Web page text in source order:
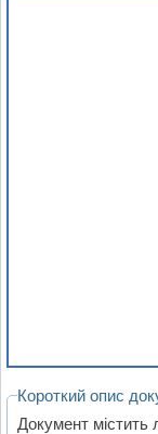
Короткий опис
Документ містить